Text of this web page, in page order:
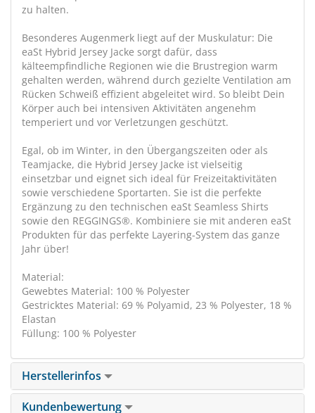
zu halten.
Besonderes Augenmerk liegt auf der Muskulatur: Die
eaSt Hybrid Jersey Jacke sorgt dafür, dass
kälteempfindliche Regionen wie die Brustregion warm
gehalten werden, während durch gezielte Ventilation am
Rücken Schweiß effizient abgeleitet wird. So bleibt Dein
Körper auch bei intensiven Aktivitäten angenehm
temperiert und vor Verletzungen geschützt.
Egal, ob im Winter, in den Übergangszeiten oder als
Teamjacke, die Hybrid Jersey Jacke ist vielseitig
einsetzbar und eignet sich ideal für Freizeitaktivitäten
sowie verschiedene Sportarten. Sie ist die perfekte
Ergänzung zu den technischen eaSt Seamless Shirts
sowie den REGGINGS®. Kombiniere sie mit anderen eaSt
Produkten für das perfekte Layering-System das ganze
Jahr über!
Material:
Gewebtes Material: 100 % Polyester
Gestricktes Material: 69 % Polyamid, 23 % Polyester, 18 %
Elastan
Füllung: 100 % Polyester
Herstellerinfos
Kundenbewertung